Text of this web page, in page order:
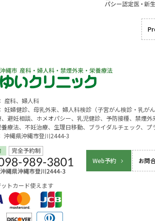
産科、婦人科
妊婦健診、母乳外来、婦人科検診（子宮がん検診・乳がん
避妊相談、ホメオパシー、乳児健診、予防接種、禁煙外
療法、不妊治療、生理日移動、ブライダルチェック、プ
沖縄県沖縄市登川2444-3
Web予約 お問
トカード使えます